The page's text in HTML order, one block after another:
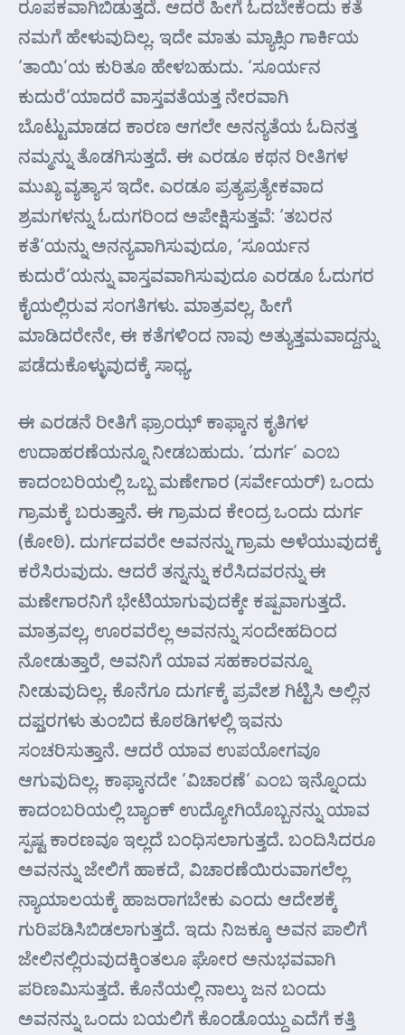
ರೂಪಕವಾಗಿಬಿಡುತ್ತದೆ. ಆದರೆ ಹೀಗೆ ಓದಬೇಕೆಂದು ಕತೆ
ನಮಗೆ ಹೇಳುವುದಿಲ್ಲ. ಇದೇ ಮಾತು ಮ್ಯಾಕ್ಸಿಂ ಗಾರ್ಕಿಯ
‘ತಾಯಿ’ಯ ಕುರಿತೂ ಹೇಳಬಹುದು. ‘ಸೂರ್ಯನ
ಕುದುರೆ’ಯಾದರೆ ವಾಸ್ತವತೆಯತ್ತ ನೇರವಾಗಿ
ಬೊಟ್ಟುಮಾಡದ ಕಾರಣ ಆಗಲೇ ಅನನ್ಯತೆಯ ಓದಿನತ್ತ
ನಮ್ಮನ್ನು ತೊಡಗಿಸುತ್ತದೆ. ಈ ಎರಡೂ ಕಥನ ರೀತಿಗಳ
ಮುಖ್ಯ ವ್ಯತ್ಯಾಸ ಇದೇ. ಎರಡೂ ಪ್ರತ್ಯಪ್ರತ್ಯೇಕವಾದ
ಶ್ರಮಗಳನ್ನು ಓದುಗರಿಂದ ಅಪೇಕ್ಷಿಸುತ್ತವೆ: ‘ತಬರನ
ಕತೆ’ಯನ್ನು ಅನನ್ಯವಾಗಿಸುವುದೂ, ‘ಸೂರ್ಯನ
ಕುದುರೆ’ಯನ್ನು ವಾಸ್ತವವಾಗಿಸುವುದೂ ಎರಡೂ ಓದುಗರ
ಕೈಯಲ್ಲಿರುವ ಸಂಗತಿಗಳು. ಮಾತ್ರವಲ್ಲ, ಹೀಗೆ
ಮಾಡಿದರೇನೇ, ಈ ಕತೆಗಳಿಂದ ನಾವು ಅತ್ಯುತ್ತಮವಾದ್ದನ್ನು
ಪಡೆದುಕೊಳ್ಳುವುದಕ್ಕೆ ಸಾಧ್ಯ.
ಈ ಎರಡನೆ ರೀತಿಗೆ ಫ್ರಾಂಝ್ ಕಾಫ್ಕಾನ ಕೃತಿಗಳ
ಉದಾಹರಣೆಯನ್ನೂ ನೀಡಬಹುದು. ‘ದುರ್ಗ’ ಎಂಬ
ಕಾದಂಬರಿಯಲ್ಲಿ ಒಬ್ಬ ಮಣೇಗಾರ (ಸರ್ವೇಯರ್) ಒಂದು
ಗ್ರಾಮಕ್ಕೆ ಬರುತ್ತಾನೆ. ಈ ಗ್ರಾಮದ ಕೇಂದ್ರ ಒಂದು ದುರ್ಗ
(ಕೋಠಿ). ದುರ್ಗದವರೇ ಅವನನ್ನು ಗ್ರಾಮ ಅಳೆಯುವುದಕ್ಕೆ
ಕರೆಸಿರುವುದು. ಆದರೆ ತನ್ನನ್ನು ಕರೆಸಿದವರನ್ನು ಈ
ಮಣೇಗಾರನಿಗೆ ಭೇಟಿಯಾಗುವುದಕ್ಕೇ ಕಷ್ಪವಾಗುತ್ತದೆ.
ಮಾತ್ರವಲ್ಲ, ಊರವರೆಲ್ಲ ಅವನನ್ನು ಸಂದೇಹದಿಂದ
ನೋಡುತ್ತಾರೆ, ಅವನಿಗೆ ಯಾವ ಸಹಕಾರವನ್ನೂ
ನೀಡುವುದಿಲ್ಲ. ಕೊನೆಗೂ ದುರ್ಗಕ್ಕೆ ಪ್ರವೇಶ ಗಿಟ್ಟಿಸಿ ಅಲ್ಲಿನ
ದಫ್ತರಗಳು ತುಂಬಿದ ಕೊಠಡಿಗಳಲ್ಲಿ ಇವನು
ಸಂಚರಿಸುತ್ತಾನೆ. ಆದರೆ ಯಾವ ಉಪಯೋಗವೂ
ಆಗುವುದಿಲ್ಲ. ಕಾಫ್ಕಾನದೇ ‘ವಿಚಾರಣೆ’ ಎಂಬ ಇನ್ನೊಂದು
ಕಾದಂಬರಿಯಲ್ಲಿ ಬ್ಯಾಂಕ್ ಉದ್ಯೋಗಿಯೊಬ್ಬನನ್ನು ಯಾವ
ಸ್ಪಷ್ಟ ಕಾರಣವೂ ಇಲ್ಲದೆ ಬಂಧಿಸಲಾಗುತ್ತದೆ. ಬಂದಿಸಿದರೂ
ಅವನನ್ನು ಜೇಲಿಗೆ ಹಾಕದೆ, ವಿಚಾರಣೆಯಿರುವಾಗಲೆಲ್ಲ
ನ್ಯಾಯಾಲಯಕ್ಕೆ ಹಾಜರಾಗಬೇಕು ಎಂದು ಆದೇಶಕ್ಕೆ
ಗುರಿಪಡಿಸಿಬಿಡಲಾಗುತ್ತದೆ. ಇದು ನಿಜಕ್ಕೂ ಅವನ ಪಾಲಿಗೆ
ಜೇಲಿನಲ್ಲಿರುವುದಕ್ಕಿಂತಲೂ ಘೋರ ಅನುಭವವಾಗಿ
ಪರಿಣಮಿಸುತ್ತದೆ. ಕೊನೆಯಲ್ಲಿ ನಾಲ್ಕು ಜನ ಬಂದು
ಅವನನ್ನು ಒಂದು ಬಯಲಿಗೆ ಕೊಂಡೊಯ್ದು ಎದೆಗೆ ಕತ್ತಿ